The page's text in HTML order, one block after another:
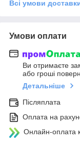
Всі умови
Умови оплати
Ви отримаєте
або гроші
Детальніше
Післяплата
Оплата на
Онлайн-оплата